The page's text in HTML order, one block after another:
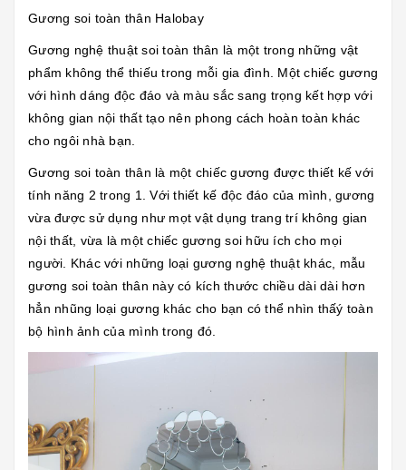
Gương soi toàn thân Halobay
Gương nghệ thuật soi toàn thân là một trong những vật
phẩm không thể thiếu trong mỗi gia đình. Một chiếc gương
với hình dáng độc đáo và màu sắc sang trọng kết hợp với
không gian nội thất tạo nên phong cách hoàn toàn khác
cho ngôi nhà bạn.
Gương soi toàn thân là một chiếc gương được thiết kế với
tính năng 2 trong 1. Với thiết kế độc đáo của mình, gương
vừa được sử dụng như mọt vật dụng trang trí không gian
nội thất, vừa là một chiếc gương soi hữu ích cho mọi
người. Khác với những loại gương nghệ thuật khác, mẫu
gương soi toàn thân này có kích thước chiều dài dài hơn
hẳn nhũng loại gương khác cho bạn có thể nhìn thấý toàn
bộ hình ảnh của mình trong đó.